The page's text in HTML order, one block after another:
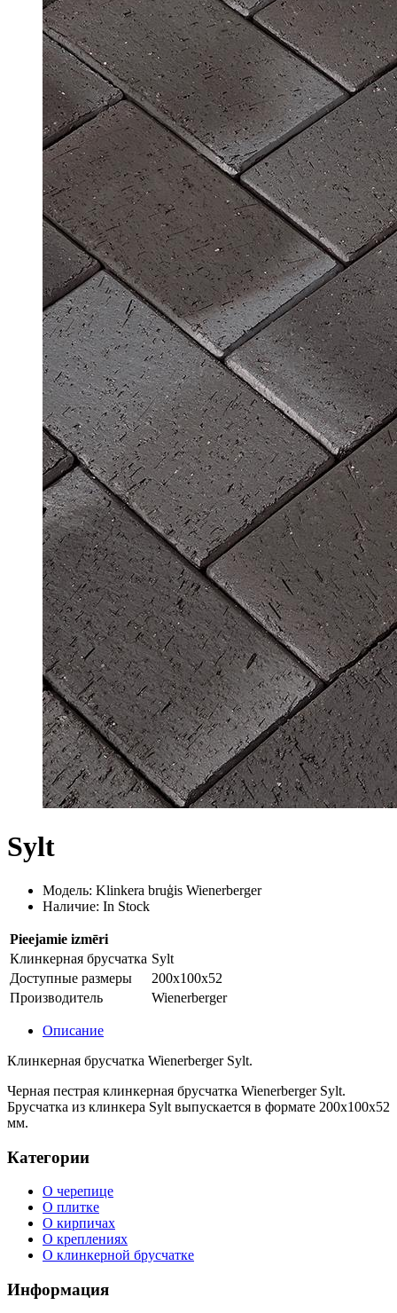
Sylt
Модель: Klinkera bruģis Wienerberger
Наличие: In Stock
Pieejamie izmēri
Клинкерная брусчатка Sylt
Доступные размеры
200x100x52
Производитель
Wienerberger
Описание
Клинкерная брусчатка Wienerberger Sylt.
Черная пестрая клинкерная брусчатка Wienerberger Sylt.
Брусчатка из клинкера Sylt выпускается в формате 200x100x52
мм.
Категории
О черепице
О плитке
О кирпичах
О креплениях
О клинкерной брусчатке
Информация